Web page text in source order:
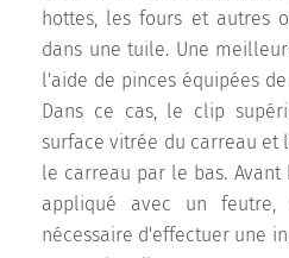
hottes, les fours et autres
dans une tuile. Une
l'aide de pinces équipées
Dans ce cas, le clip
surface vitrée du carreau et
le carreau par le bas.
appliqué avec un
nécessaire d'effectuer une